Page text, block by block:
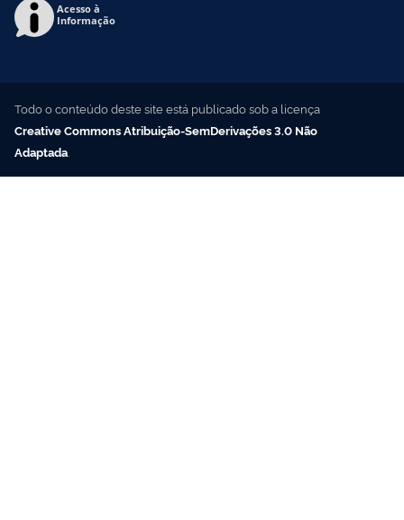
Acesso à
Informação
Todo o conteúdo deste site está publicado sob a licença
Creative Commons Atribuição-SemDerivações 3.0 Não
Adaptada